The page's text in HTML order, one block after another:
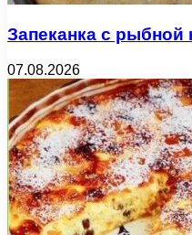
Запеканка с рыбной
07.08.2026